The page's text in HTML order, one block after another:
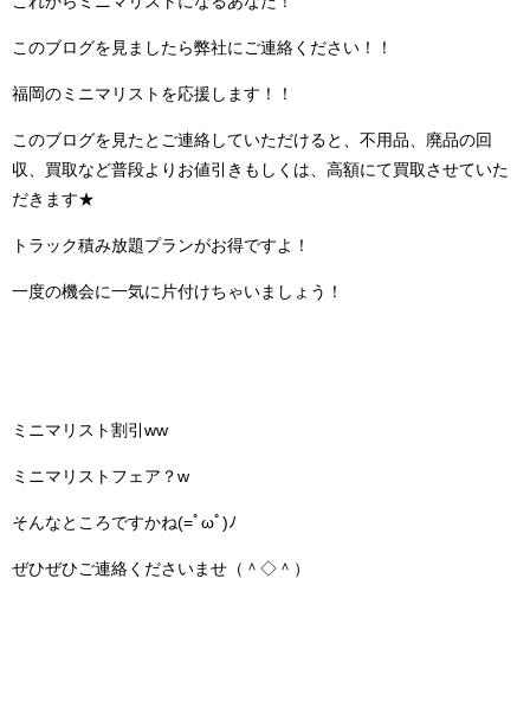
このブログを見ましたら弊社にご連絡ください！！
福岡のミニマリストを応援します！！
このブログを見たとご連絡していただけると、不用品、廃品の回
収、買取など普段よりお値引きもしくは、高額にて買取させていた
だきます★
トラック積み放題プランがお得ですよ！
一度の機会に一気に片付けちゃいましょう！
ミニマリスト割引ww
ミニマリストフェア？w
そんなところですかね(=ﾟωﾟ)ﾉ
ぜひぜひご連絡くださいませ（＾◇＾）